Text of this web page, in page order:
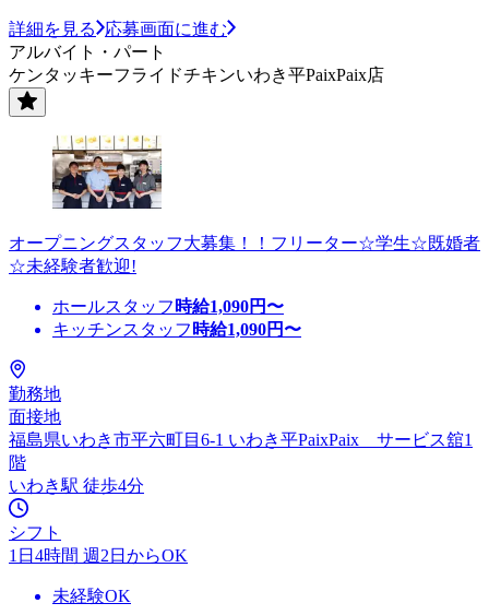
詳細を見る
応募画面に進む
アルバイト・パート
ケンタッキーフライドチキンいわき平PaixPaix店
オープニングスタッフ大募集！！フリーター☆学生☆既婚者
☆未経験者歓迎!
ホールスタッフ 時給1,090円〜
キッチンスタッフ 時給1,090円〜
勤務地
面接地
福島県いわき市平六町目6-1 いわき平PaixPaix サービス舘1
階
いわき駅 徒歩4分
シフト
1日4時間 週2日からOK
未経験OK